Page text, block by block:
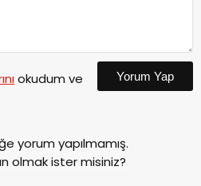
okudum ve
Yorum Yap
yorum yapılmamış.
olmak ister misiniz?